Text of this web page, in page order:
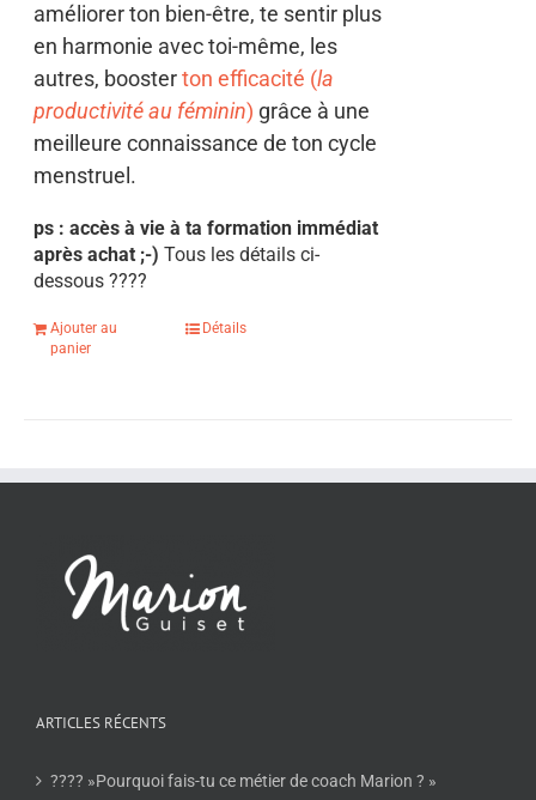
améliorer ton bien-être, te sentir plus
en harmonie avec toi-même, les
autres, boosterton efficacité (la
productivité au féminin) grâce à une
meilleure connaissance de ton cycle
menstruel.
ps : accès à vie à ta formation immédiat
après achat ;-)Tous les détails ci-
dessous????
Ajouter au
panier
Détails
ARTICLES RÉCENTS
???? »Pourquoi fais-tu ce métier de coach Marion ? »